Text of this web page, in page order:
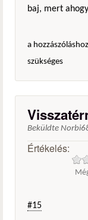
baj, mert
a hozzászóláshoz
szükséges
Beküldte
Értékelés:
#15